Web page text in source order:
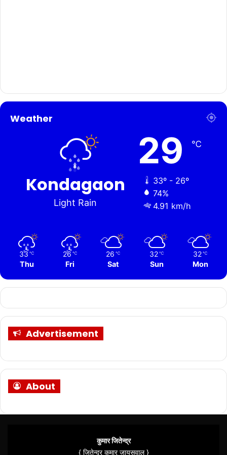
Weather
Kondagaon
Light Rain
29 ℃
33º - 26º
74%
4.91 km/h
33 ℃
Thu
26 ℃
Fri
26 ℃
Sat
32 ℃
Sun
32 ℃
Mon
Advertisement
About
कुमार जितेन्द्र
{ जितेन्द्र कुमार जायसवाल }